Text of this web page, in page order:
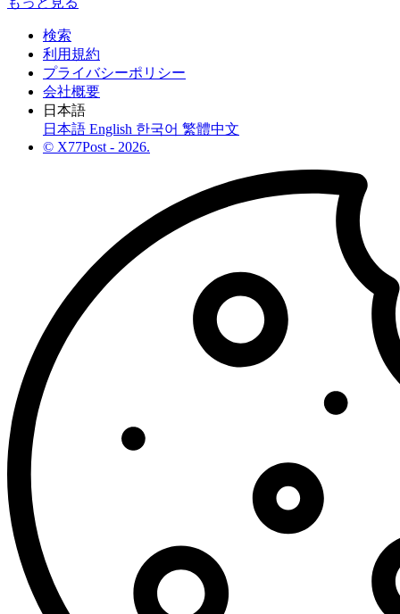
検索
利用規約
プライバシーポリシー
会社概要
日本語
日本語 English 한국어 繁體中文
© X77Post - 2026.